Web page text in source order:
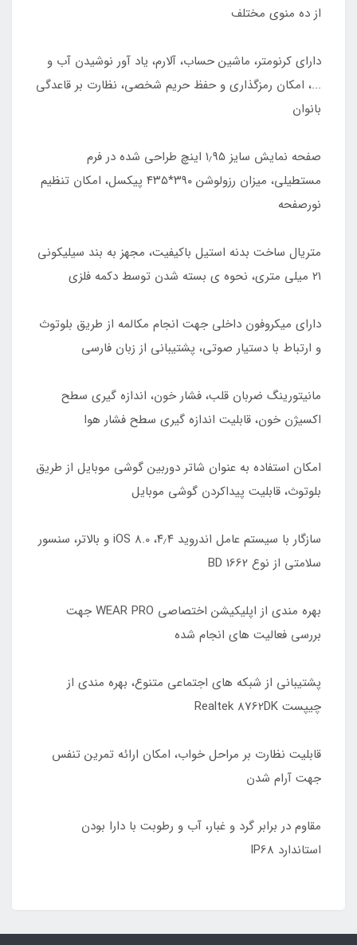
از ده منوی مختلف
دارای کرنومتر، ماشین حساب، آلارم، یاد آور نوشیدن آب و
...، امکان رمزگذاری و حفظ حریم شخصی، نظارت بر قاعدگی
بانوان
صفحه نمایش سایز ۱٫۹۵ اینچ طراحی شده در فرم
مستطیلی، میزان رزولوشن ۳۹۰*۴۳۵ پیکسل، امکان تنظیم
نورصفحه
متریال ساخت بدنه استیل باکیفیت، مجهز به بند سیلیکونی
۲۱ میلی متری، نحوه ی بسته شدن توسط دکمه فلزی
دارای میکروفون داخلی جهت انجام مکالمه از طریق بلوتوث
و ارتباط با دستیار صوتی، پشتیبانی از زبان فارسی
مانیتورینگ ضربان قلب، فشار خون، اندازه گیری سطح
اکسیژن خون، قابلیت اندازه گیری سطح فشار هوا
امکان استفاده به عنوان شاتر دوربین گوشی موبایل از طریق
بلوتوث، قابلیت پیداکردن گوشی موبایل
سازگار با سیستم عامل اندروید ۴٫۴، iOS 8.0 و بالاتر، سنسور
سلامتی از نوع BD 1662
بهره مندی از اپلیکیشن اختصاصی WEAR PRO جهت
بررسی فعالیت های انجام شده
پشتیبانی از شبکه های اجتماعی متنوع، بهره مندی از
چیپست Realtek 8762DK
قابلیت نظارت بر مراحل خواب، امکان ارائه تمرین تنفس
جهت آرام شدن
مقاوم در برابر گرد و غبار، آب و رطوبت با دارا بودن
استاندارد IP68